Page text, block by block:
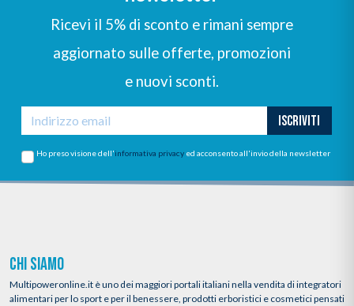
Ricevi il 5% di sconto e rimani sempre
aggiornato sulle offerte, promozioni
e nuovi sconti.
ISCRIVITI
Ho preso visione dell'informativa privacy ed acconsento all'invio della newsletter
CHI SIAMO
Multipoweronline.it è uno dei maggiori portali italiani nella vendita di integratori
alimentari per lo sport e per il benessere, prodotti erboristici e cosmetici pensati